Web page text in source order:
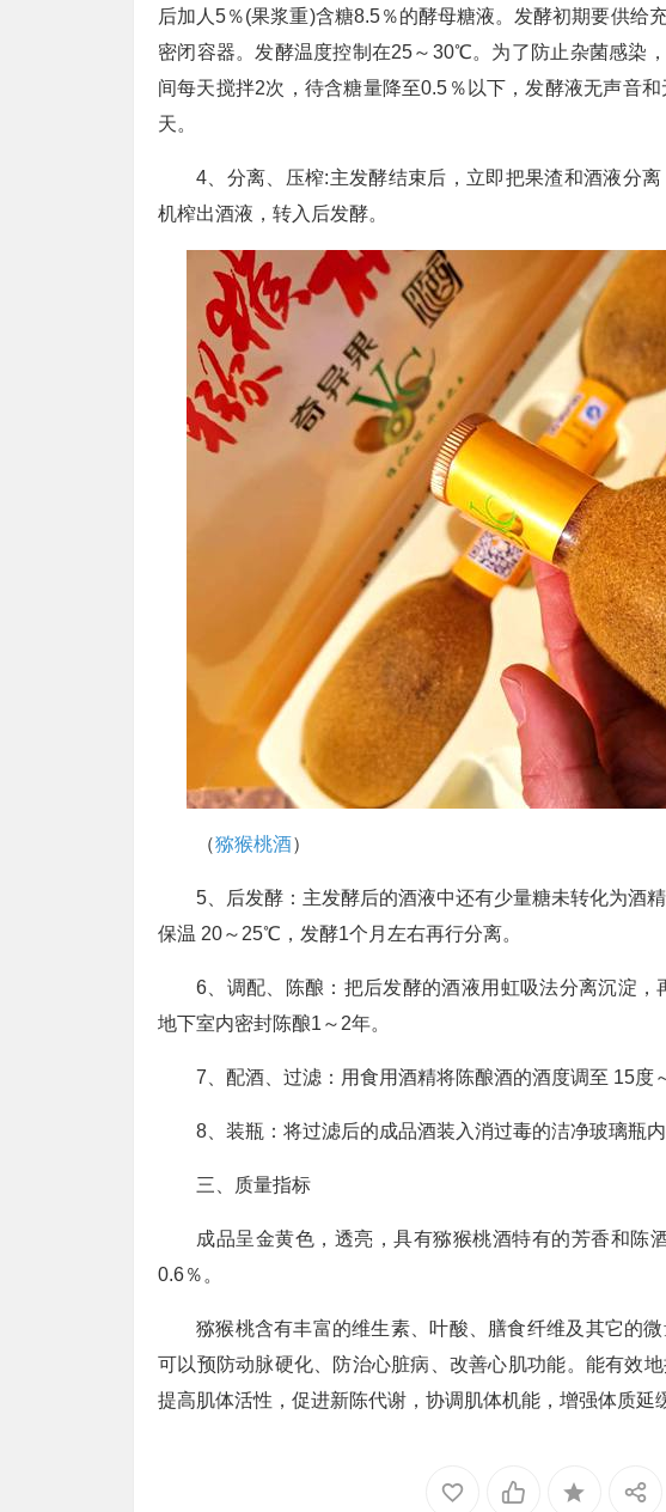
后加人5％(果浆重)含糖8.5％的酵母糖液。发酵初期要供给
密闭容器。发酵温度控制在25～30℃。为了防止杂菌感染
间每天搅拌2次，待含糖量降至0.5％以下，发酵液无声音
天。
4、分离、压榨:主发酵结束后，立即把果渣和酒液分
机榨出酒液，转入后发酵。
（猕猴桃酒）
5、后发酵：主发酵后的酒液中还有少量糖未转化为酒
保温 20～25℃，发酵1个月左右再行分离。
6、调配、陈酿：把后发酵的酒液用虹吸法分离沉淀
地下室内密封陈酿1～2年。
7、配酒、过滤：用食用酒精将陈酿酒的酒度调至 15度
8、装瓶：将过滤后的成品酒装入消过毒的洁净玻璃瓶
三、质量指标
成品呈金黄色，透亮，具有猕猴桃酒特有的芳香和陈
0.6％。
猕猴桃含有丰富的维生素、叶酸、膳食纤维及其它的
可以预防动脉硬化、防治心脏病、改善心肌功能。能有效
提高肌体活性，促进新陈代谢，协调肌体机能，增强体质延